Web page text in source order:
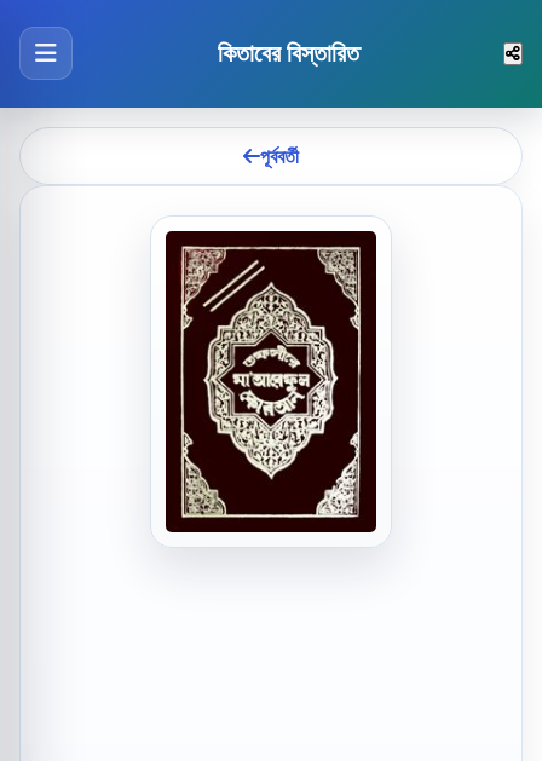
কিতাবের বিস্তারিত
পূর্ববর্তী